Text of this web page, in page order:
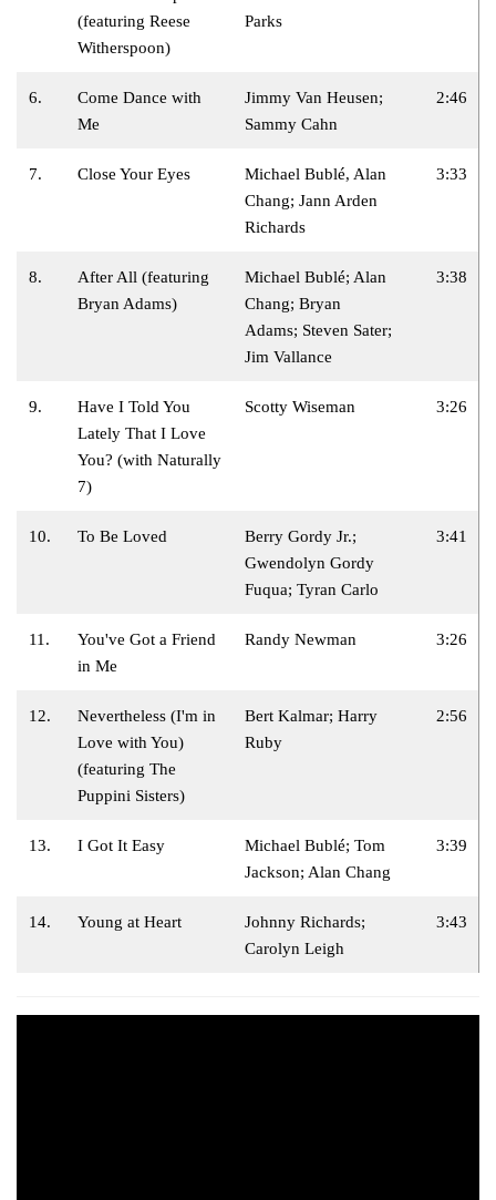
(featuring Reese
Witherspoon)
Parks
6.
Come Dance with
Me
Jimmy Van Heusen;
Sammy Cahn
2:46
7. Close Your Eyes
Michael Bublé, Alan
Chang; Jann Arden
Richards
3:33
8.
After All (featuring
Bryan Adams)
Michael Bublé; Alan
Chang; Bryan
Adams; Steven Sater;
Jim Vallance
3:38
9.
Have I Told You
Lately That I Love
You? (with Naturally
7)
Scotty Wiseman 3:26
10. To Be Loved
Berry Gordy Jr.;
Gwendolyn Gordy
Fuqua; Tyran Carlo
3:41
11.
You've Got a Friend
in Me
Randy Newman 3:26
12.
Nevertheless (I'm in
Love with You)
(featuring The
Puppini Sisters)
Bert Kalmar; Harry
Ruby
2:56
13. I Got It Easy
Michael Bublé; Tom
Jackson; Alan Chang
3:39
14. Young at Heart
Johnny Richards;
Carolyn Leigh
3:43